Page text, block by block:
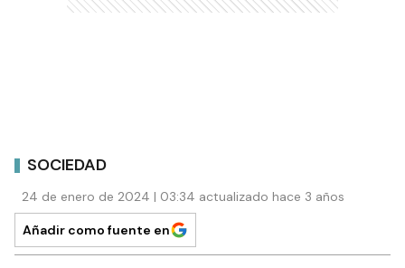
SOCIEDAD
24 de enero de 2024 | 03:34 actualizado hace 3 años
Añadir como fuente en